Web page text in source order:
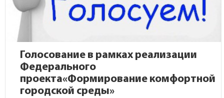
Голосование в рамках реализации
Федерального
проекта«Формирование комфортной
городской среды»